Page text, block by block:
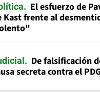
El esfuerzo de
Kast frente al
De falsificación
secreta contra el